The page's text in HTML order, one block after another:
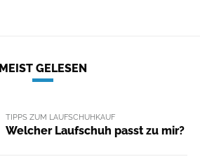
MEIST GELESEN
TIPPS ZUM LAUFSCHUHKAUF
Welcher Laufschuh passt zu mir?